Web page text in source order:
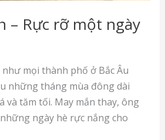
– Rực rỡ một ngày
mọi thành phố ở Bắc Âu
những tháng mùa đông dài
và tăm tối. May mắn thay, ông
ngày hè rực nắng cho